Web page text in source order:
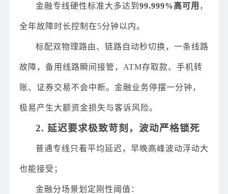
金融专线硬性标准大多达到 99.999%高可用 ，
全年故障时长控制在5分钟以内。
标配双物理路由、链路自动秒切换，一条线路
故障，备用线路瞬间接管，ATM存取款、手机转
账、证券交易不会中断。金融业务停摆一分钟，
极易产生大额资金损失与客诉风险。
2. 延迟要求极致苛刻，波动严格锁死
普通专线只看平均延迟，早晚高峰波动浮动大
也能接受；
金融分场景划定刚性阈值：